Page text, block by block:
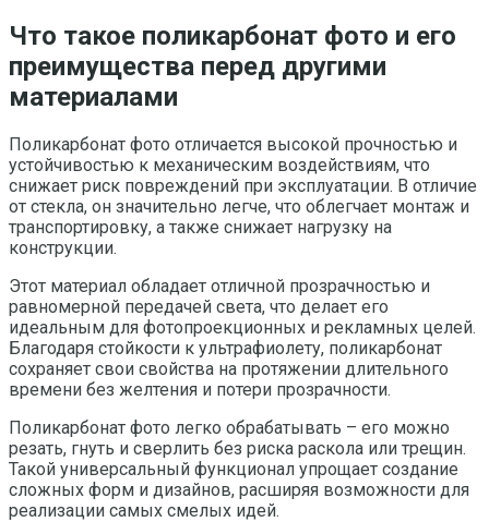
Что такое поликарбонат фото и его
преимущества перед другими
материалами
Поликарбонат фото отличается высокой прочностью и
устойчивостью к механическим воздействиям, что
снижает риск повреждений при эксплуатации. В отличие
от стекла, он значительно легче, что облегчает монтаж и
транспортировку, а также снижает нагрузку на
конструкции.
Этот материал обладает отличной прозрачностью и
равномерной передачей света, что делает его
идеальным для фотопроекционных и рекламных целей.
Благодаря стойкости к ультрафиолету, поликарбонат
сохраняет свои свойства на протяжении длительного
времени без желтения и потери прозрачности.
Поликарбонат фото легко обрабатывать – его можно
резать, гнуть и сверлить без риска раскола или трещин.
Такой универсальный функционал упрощает создание
сложных форм и дизайнов, расширяя возможности для
реализации самых смелых идей.